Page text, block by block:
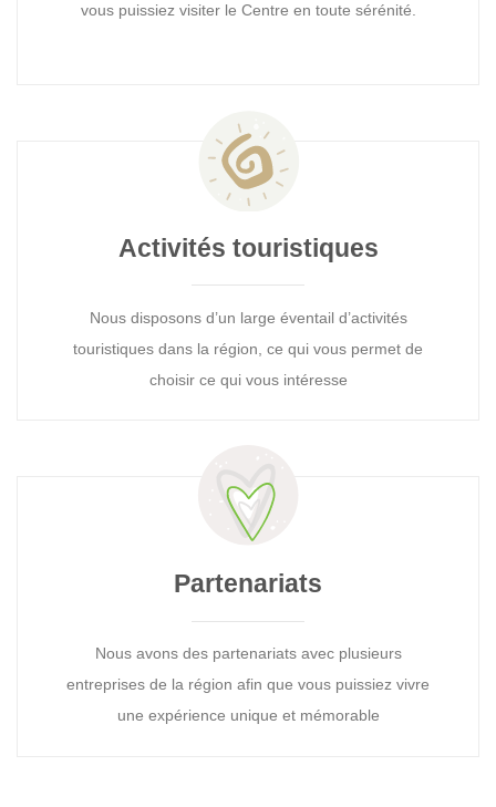
vous puissiez visiter le Centre en toute sérénité.
Activités touristiques
Nous disposons d’un large éventail d’activités
touristiques dans la région, ce qui vous permet de
choisir ce qui vous intéresse
Partenariats
Nous avons des partenariats avec plusieurs
entreprises de la région afin que vous puissiez vivre
une expérience unique et mémorable